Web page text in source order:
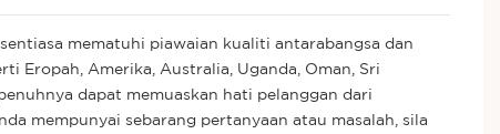
mematuhi piawaian kualiti antarabangsa dan
Eropah, Amerika, Australia, Uganda, Oman, Sri
dapat memuaskan hati pelanggan dari
mempunyai sebarang pertanyaan atau masalah, sila